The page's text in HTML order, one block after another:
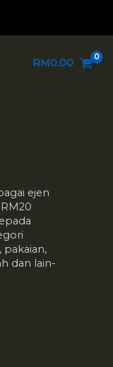
RM0.00
ejen
dan lain-